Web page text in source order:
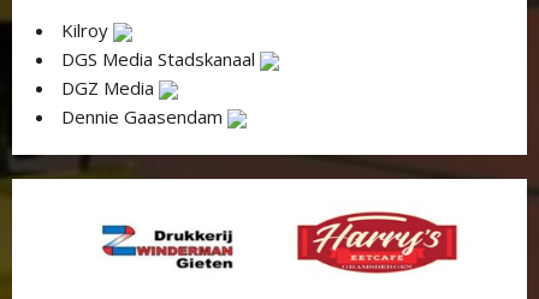
Kilroy
DGS Media Stadskanaal
DGZ Media
Dennie Gaasendam